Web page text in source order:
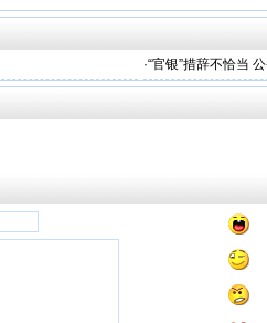
·“官银”措辞不恰当